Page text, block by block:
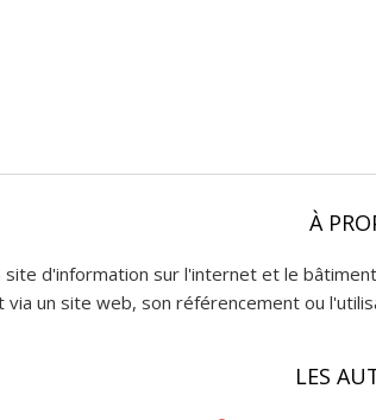
À
d'information sur l'internet et le
un site web, son référencement ou
LES